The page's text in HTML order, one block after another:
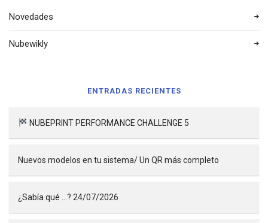
Novedades
Nubewikly
ENTRADAS RECIENTES
NUBEPRINT PERFORMANCE CHALLENGE 5
Nuevos modelos en tu sistema/ Un QR más completo
¿Sabía qué …? 24/07/2026